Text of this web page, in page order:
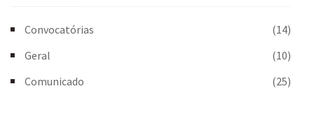
Convocatórias
(14)
Geral
(10)
Comunicado
(25)